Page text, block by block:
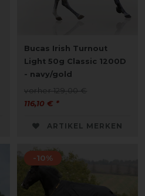
Bucas Irish Turnout
Light 50g Classic 1200D
- navy/gold
vorher 129,00 €
116,10 € *
ARTIKEL MERKEN
-10%